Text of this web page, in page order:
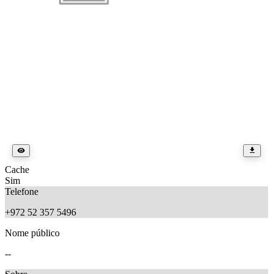
Cache
Sim
Telefone
+972 52 357 5496
Nome público
--